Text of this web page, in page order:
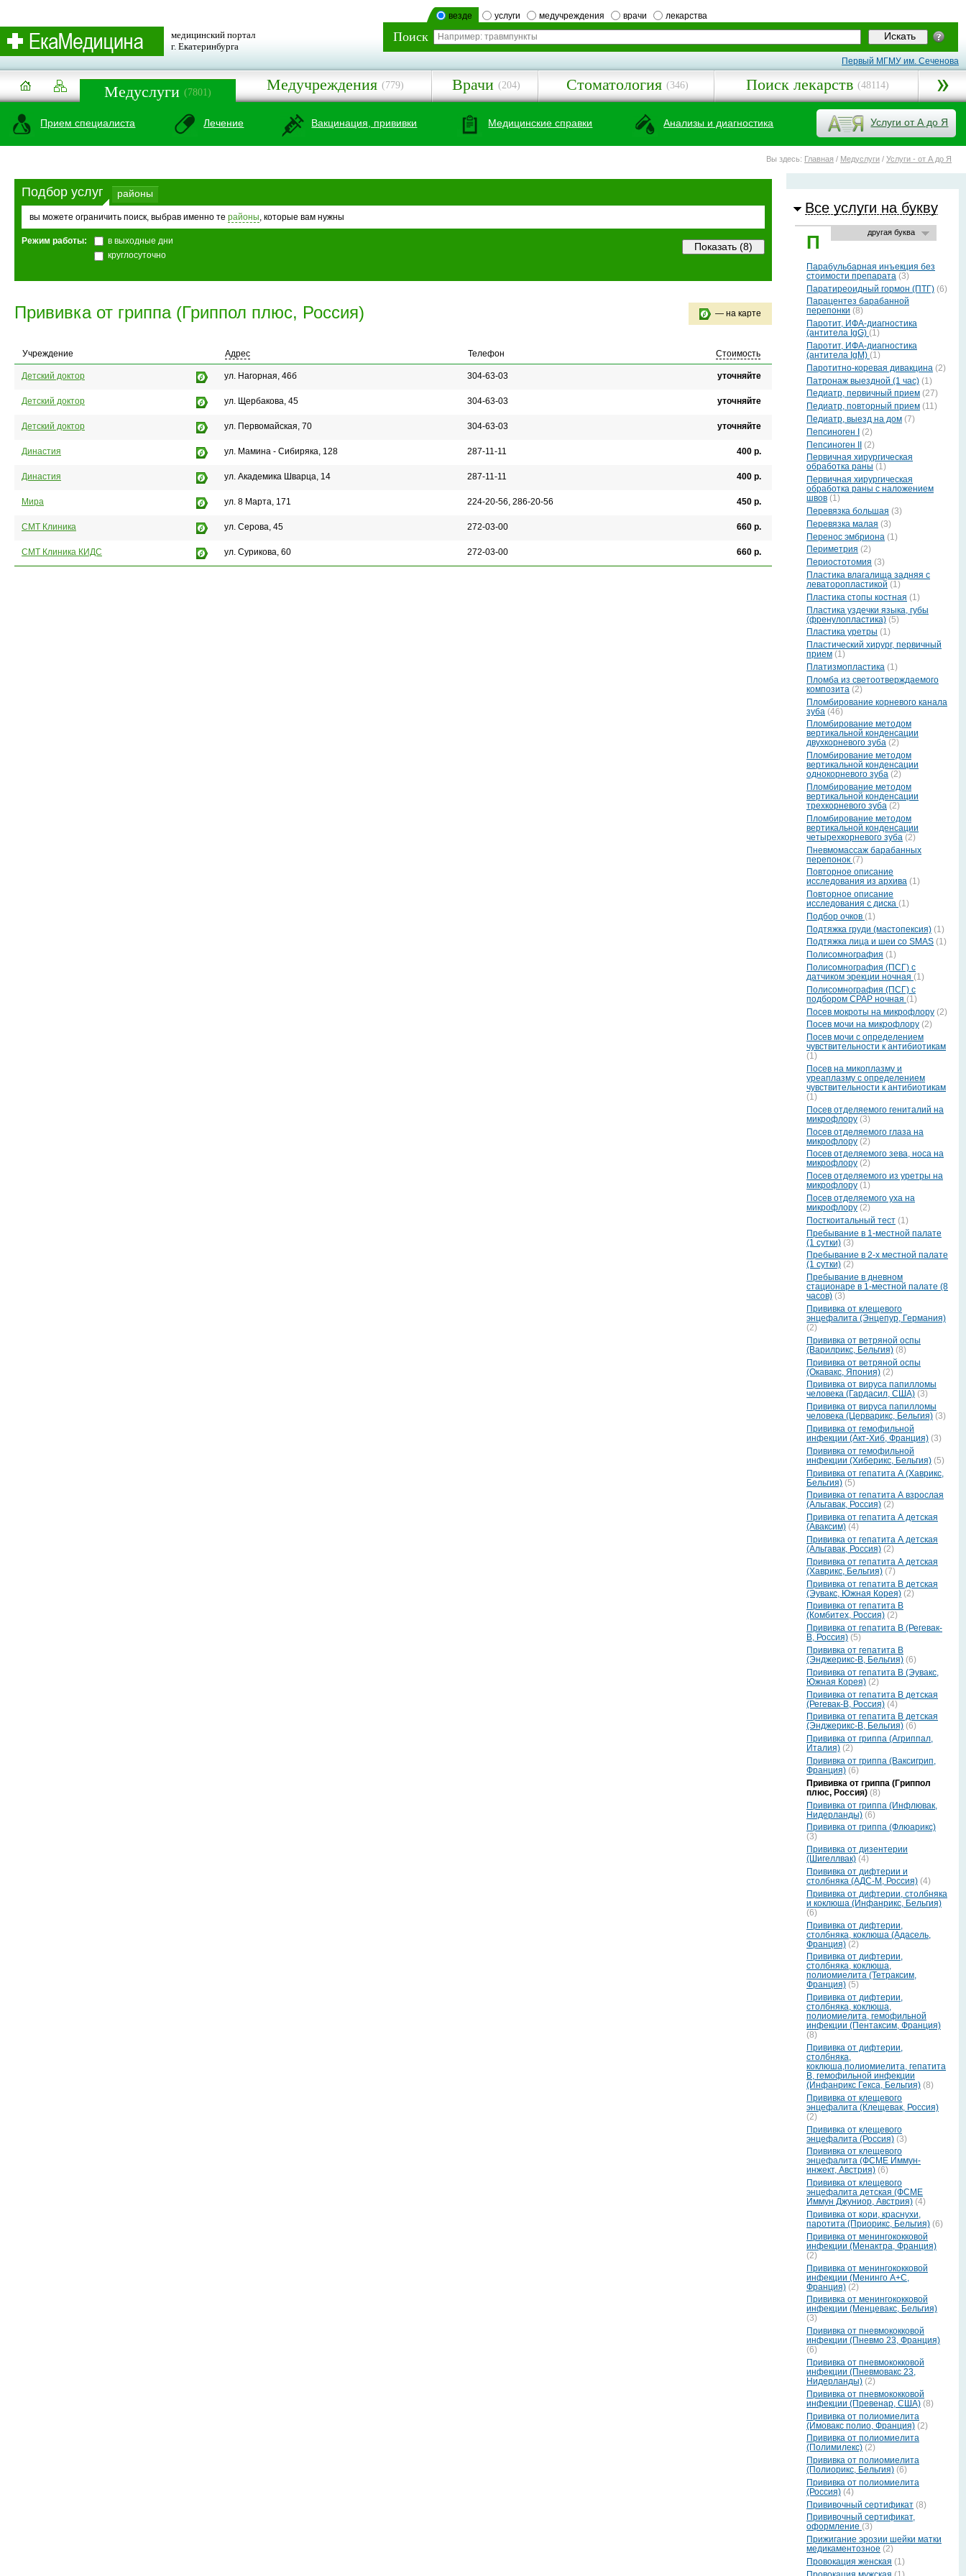
везде услуги медучреждения врачи лекарства
Поиск
медицинский портал
г. Екатеринбурга
Первый МГМУ им. Сеченова
Медуслуги (7801) Медучреждения (779) Врачи (204) Стоматология (346) Поиск лекарств (48114)
Прием специалиста Лечение Вакцинация, прививки Медицинские справки Анализы и диагностика Услуги от А до Я
Вы здесь: Главная / Медуслуги / Услуги - от А до Я
Все услуги на букву
другая буква
П
Парабульбарная инъекция без
стоимости препарата (3)
Паратиреоидный гормон (ПТГ) (6)
Парацентез барабанной
перепонки (8)
Паротит, ИФА-диагностика
(антитела IgG) (1)
Паротит, ИФА-диагностика
(антитела IgМ) (1)
Паротитно-коревая дивакцина (2)
Патронаж выездной (1 час) (1)
Педиатр, первичный прием (27)
Педиатр, повторный прием (11)
Педиатр, выезд на дом (7)
Пепсиноген I (2)
Пепсиноген II (2)
Первичная хирургическая
обработка раны (1)
Первичная хирургическая
обработка раны с наложением
швов (1)
Перевязка большая (3)
Перевязка малая (3)
Перенос эмбриона (1)
Периметрия (2)
Периостотомия (3)
Пластика влагалища задняя с
леваторопластикой (1)
Пластика стопы костная (1)
Пластика уздечки языка, губы
(френулопластика) (5)
Пластика уретры (1)
Пластический хирург, первичный
прием (1)
Платизмопластика (1)
Пломба из светоотверждаемого
композита (2)
Пломбирование корневого канала
зуба (46)
Пломбирование методом
вертикальной конденсации
двухкорневого зуба (2)
Пломбирование методом
вертикальной конденсации
однокорневого зуба (2)
Пломбирование методом
вертикальной конденсации
трехкорневого зуба (2)
Пломбирование методом
вертикальной конденсации
четырехкорневого зуба (2)
Пневмомассаж барабанных
перепонок (7)
Повторное описание
исследования из архива (1)
Повторное описание
исследования с диска (1)
Подбор очков (1)
Подтяжка груди (мастопексия) (1)
Подтяжка лица и шеи со SMAS (1)
Полисомнография (1)
Полисомнография (ПСГ) с
датчиком эрекции ночная (1)
Полисомнография (ПСГ) с
подбором СРАР ночная (1)
Посев мокроты на микрофлору (2)
Посев мочи на микрофлору (2)
Посев мочи с определением
чувствительности к антибиотикам
(1)
Посев на микоплазму и
уреаплазму с определением
чувствительности к антибиотикам
(1)
Посев отделяемого гениталий на
микрофлору (3)
Посев отделяемого глаза на
микрофлору (2)
Посев отделяемого зева, носа на
микрофлору (2)
Посев отделяемого из уретры на
микрофлору (1)
Посев отделяемого уха на
микрофлору (2)
Посткоитальный тест (1)
Пребывание в 1-местной палате
(1 сутки) (3)
Пребывание в 2-х местной палате
(1 сутки) (2)
Пребывание в дневном
стационаре в 1-местной палате (8
часов) (3)
Прививка от клещевого
энцефалита (Энцепур, Германия)
(2)
Прививка от ветряной оспы
(Варилрикс, Бельгия) (8)
Прививка от ветряной оспы
(Окавакс, Япония) (2)
Прививка от вируса папилломы
человека (Гардасил, США) (3)
Прививка от вируса папилломы
человека (Церварикс, Бельгия) (3)
Прививка от гемофильной
инфекции (Акт-Хиб, Франция) (3)
Прививка от гемофильной
инфекции (Хиберикс, Бельгия) (5)
Прививка от гепатита А (Хаврикс,
Бельгия) (5)
Прививка от гепатита А взрослая
(Альгавак, Россия) (2)
Прививка от гепатита А детская
(Аваксим) (4)
Прививка от гепатита А детская
(Альгавак, Россия) (2)
Прививка от гепатита А детская
(Хаврикс, Бельгия) (7)
Прививка от гепатита В детская
(Эувакс, Южная Корея) (2)
Прививка от гепатита В
(Комбитех, Россия) (2)
Прививка от гепатита В (Регевак-
В, Россия) (5)
Прививка от гепатита В
(Энджерикс-В, Бельгия) (6)
Прививка от гепатита В (Эувакс,
Южная Корея) (2)
Прививка от гепатита В детская
(Регевак-В, Россия) (4)
Прививка от гепатита В детская
(Энджерикс-В, Бельгия) (6)
Прививка от гриппа (Агриппал,
Италия) (2)
Прививка от гриппа (Ваксигрип,
Франция) (6)
Прививка от гриппа (Гриппол
плюс, Россия) (8)
Прививка от гриппа (Инфлювак,
Нидерланды) (6)
Прививка от гриппа (Флюарикс)
(3)
Прививка от дизентерии
(Шигеллвак) (4)
Прививка от дифтерии и
столбняка (АДС-М, Россия) (4)
Прививка от дифтерии, столбняка
и коклюша (Инфанрикс, Бельгия)
(6)
Прививка от дифтерии,
столбняка, коклюша (Адасель,
Франция) (2)
Прививка от дифтерии,
столбняка, коклюша,
полиомиелита (Тетраксим,
Франция) (5)
Прививка от дифтерии,
столбняка, коклюша,
полиомиелита, гемофильной
инфекции (Пентаксим, Франция)
(8)
Прививка от дифтерии,
столбняка,
коклюша,полиомиелита, гепатита
В, гемофильной инфекции
(Инфанрикс Гекса, Бельгия) (8)
Прививка от клещевого
энцефалита (Клещевак, Россия)
(2)
Прививка от клещевого
энцефалита (Россия) (3)
Прививка от клещевого
энцефалита (ФСМЕ Иммун-
инжект, Австрия) (6)
Прививка от клещевого
энцефалита детская (ФСМЕ
Иммун Джуниор, Австрия) (4)
Прививка от кори, краснухи,
паротита (Приорикс, Бельгия) (6)
Прививка от менингококковой
инфекции (Менактра, Франция)
(2)
Прививка от менингококковой
инфекции (Менинго А+С,
Франция) (2)
Прививка от менингококковой
инфекции (Менцевакс, Бельгия)
(3)
Прививка от пневмококковой
инфекции (Пневмо 23, Франция)
(6)
Прививка от пневмококковой
инфекции (Пневмовакс 23,
Нидерланды) (2)
Прививка от пневмококковой
инфекции (Превенар, США) (8)
Прививка от полиомиелита
(Имовакс полио, Франция) (2)
Прививка от полиомиелита
(Полимилекс) (2)
Прививка от полиомиелита
(Полиорикс, Бельгия) (6)
Прививка от полиомиелита
(Россия) (4)
Прививочный сертификат (8)
Прививочный сертификат,
оформление (3)
Прижигание эрозии шейки матки
медикаментозное (2)
Провокация женская (1)
Подбор услуг районы
вы можете ограничить поиск, выбрав именно те районы, которые вам нужны
Режим работы:
в выходные дни
круглосуточно
— на карте
Прививка от гриппа (Гриппол плюс, Россия)
Учреждение Адрес Телефон Стоимость
Детский доктор ул. Нагорная, 46б 304-63-03 уточняйте
Детский доктор ул. Щербакова, 45 304-63-03 уточняйте
Детский доктор ул. Первомайская, 70 304-63-03 уточняйте
Династия ул. Мамина - Сибиряка, 128 287-11-11 400 р.
Династия ул. Академика Шварца, 14 287-11-11 400 р.
Мира ул. 8 Марта, 171 224-20-56, 286-20-56 450 р.
СМТ Клиника ул. Серова, 45 272-03-00 660 р.
СМТ Клиника КИДС ул. Сурикова, 60 272-03-00 660 р.